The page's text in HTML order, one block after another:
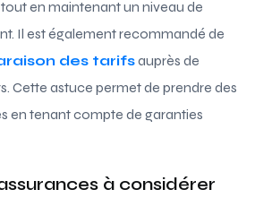
en maintenant un niveau de
Il est également recommandé de
des tarifsauprès de
Cette astuce permet de prendre des
en tenant compte de garanties
à considérer